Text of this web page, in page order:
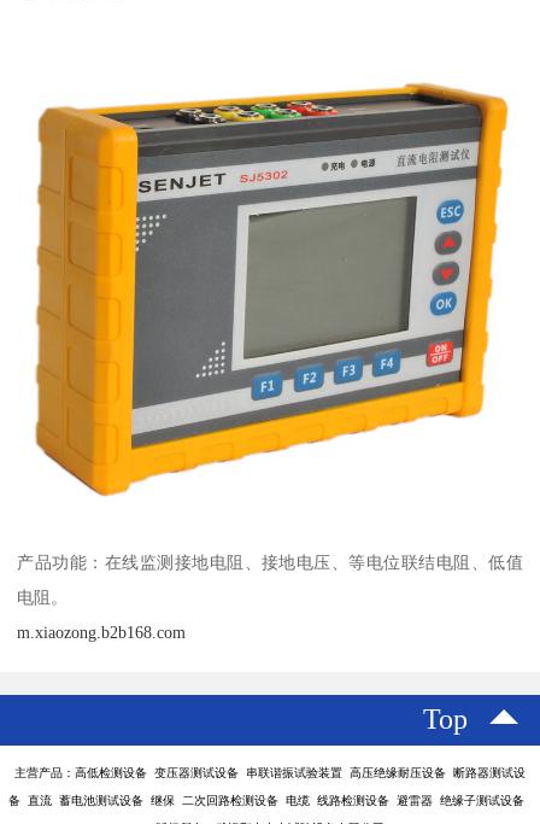
产品功能：在线监测接地电阻、接地电压、等电位联结电阻、低值
电阻。
m.xiaozong.b2b168.com
Top
主营产品：高低检测设备 变压器测试设备 串联谐振试验装置 高压绝缘耐压设备 断路器测试设
备 直流 蓄电池测试设备 继保 二次回路检测设备 电缆 线路检测设备 避雷器 绝缘子测试设备